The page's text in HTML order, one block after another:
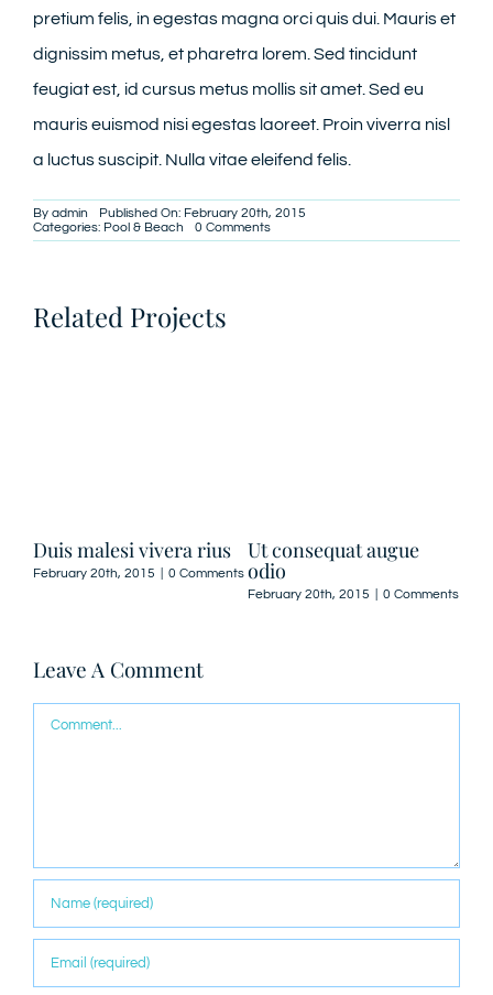
pretium felis, in egestas magna orci quis dui. Mauris et
dignissim metus, et pharetra lorem. Sed tincidunt
feugiat est, id cursus metus mollis sit amet. Sed eu
mauris euismod nisi egestas laoreet. Proin viverra nisl
a luctus suscipit. Nulla vitae eleifend felis.
By admin
Published On: February 20th, 2015
Categories: Pool & Beach 0 Commentson
Proin
Related Projects
Duis malesi vivera rius
February 20th, 2015 0 Comments
Ut consequat augue
odio
February 20th, 2015 0 Comments
Leave A Comment
Comment